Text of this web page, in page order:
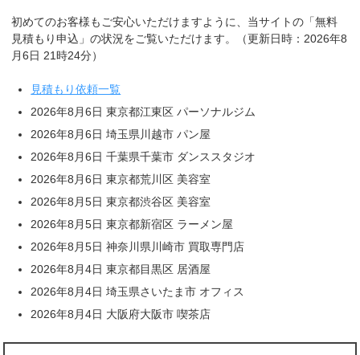
初めてのお客様もご安心いただけますように、当サイトの「無料
見積もり申込」の状況をご覧いただけます。（更新日時：2026年8
月6日 21時24分）
見積もり依頼一覧
2026年8月6日 東京都江東区 パーソナルジム
2026年8月6日 埼玉県川越市 パン屋
2026年8月6日 千葉県千葉市 ダンススタジオ
2026年8月6日 東京都荒川区 美容室
2026年8月5日 東京都渋谷区 美容室
2026年8月5日 東京都新宿区 ラーメン屋
2026年8月5日 神奈川県川崎市 買取専門店
2026年8月4日 東京都目黒区 居酒屋
2026年8月4日 埼玉県さいたま市 オフィス
2026年8月4日 大阪府大阪市 喫茶店